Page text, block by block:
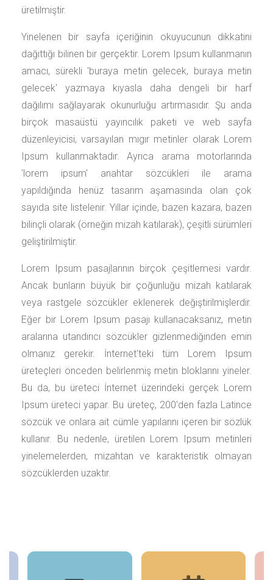
üretilmiştir.
Yinelenen bir sayfa içeriğinin okuyucunun dikkatini
dağıttığı bilinen bir gerçektir. Lorem Ipsum kullanmanın
amacı, sürekli 'buraya metin gelecek, buraya metin
gelecek' yazmaya kıyasla daha dengeli bir harf
dağılımı sağlayarak okunurluğu artırmasıdır. Şu anda
birçok masaüstü yayıncılık paketi ve web sayfa
düzenleyicisi, varsayılan mıgır metinler olarak Lorem
Ipsum kullanmaktadır. Ayrıca arama motorlarında
'lorem ipsum' anahtar sözcükleri ile arama
yapıldığında henüz tasarım aşamasında olan çok
sayıda site listelenir. Yıllar içinde, bazen kazara, bazen
bilinçli olarak (örneğin mizah katılarak), çeşitli sürümleri
geliştirilmiştir.
Lorem Ipsum pasajlarının birçok çeşitlemesi vardır.
Ancak bunların büyük bir çoğunluğu mizah katılarak
veya rastgele sözcükler eklenerek değiştirilmişlerdir.
Eğer bir Lorem Ipsum pasajı kullanacaksanız, metin
aralarına utandırıcı sözcükler gizlenmediğinden emin
olmanız gerekir. İnternet'teki tüm Lorem Ipsum
üreteçleri önceden belirlenmiş metin bloklarını yineler.
Bu da, bu üreteci İnternet üzerindeki gerçek Lorem
Ipsum üreteci yapar. Bu üreteç, 200'den fazla Latince
sözcük ve onlara ait cümle yapılarını içeren bir sözlük
kullanır. Bu nedenle, üretilen Lorem Ipsum metinleri
yinelemelerden, mizahtan ve karakteristik olmayan
sözcüklerden uzaktır.